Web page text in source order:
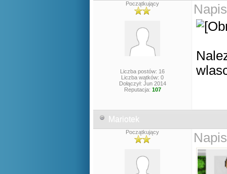
Początkujący
Liczba postów: 16
Liczba wątków: 0
Dołączył: Jun 2014
Reputacja: 107
Mariotek
Początkujący